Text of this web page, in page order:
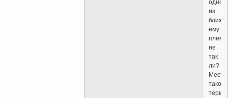
одного
из
ему
не
так
ли?
такой,